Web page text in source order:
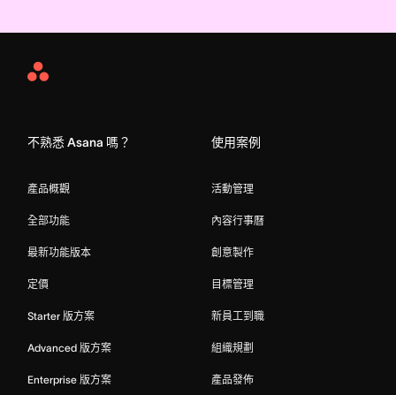
Asana
不熟悉 Asana 嗎？
產品概觀
全部功能
最新功能版本
定價
Starter 版方案
Advanced 版方案
Enterprise 版方案
使用案例
活動管理
內容行事曆
創意製作
目標管理
新員工到職
組織規劃
產品發佈